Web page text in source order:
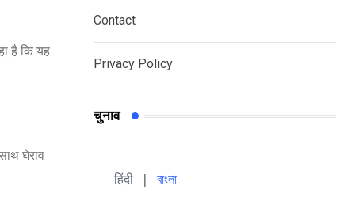
है कि यह
घेराव
Contact
Privacy Policy
चुनाव
हिंदी | বাংলা